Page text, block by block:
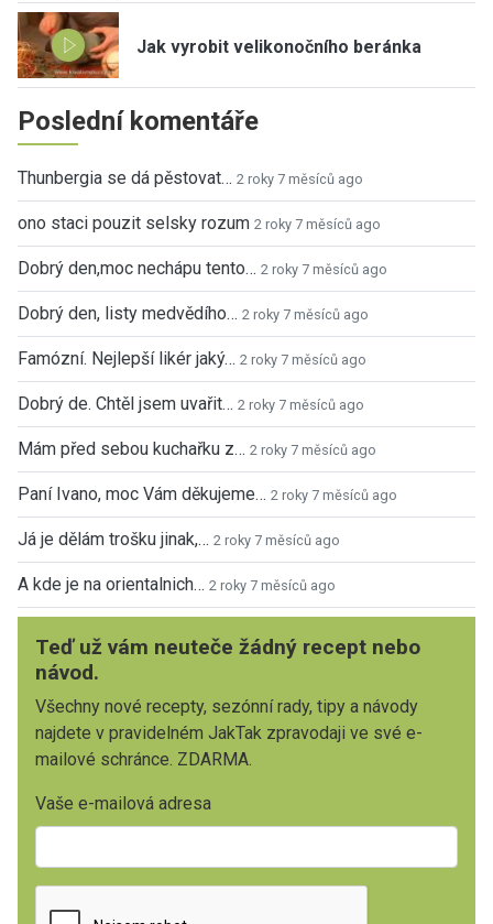
Jak vyrobit velikonočního beránka
Poslední komentáře
Thunbergia se dá pěstovat… 2 roky 7 měsíců ago
ono staci pouzit selsky rozum 2 roky 7 měsíců ago
Dobrý den,moc nechápu tento… 2 roky 7 měsíců ago
Dobrý den, listy medvědího… 2 roky 7 měsíců ago
Famózní. Nejlepší likér jaký… 2 roky 7 měsíců ago
Dobrý de. Chtěl jsem uvařit… 2 roky 7 měsíců ago
Mám před sebou kuchařku z… 2 roky 7 měsíců ago
Paní Ivano, moc Vám děkujeme… 2 roky 7 měsíců ago
Já je dělám trošku jinak,… 2 roky 7 měsíců ago
A kde je na orientalnich… 2 roky 7 měsíců ago
Teď už vám neuteče žádný recept nebo
návod.
Všechny nové recepty, sezónní rady, tipy a návody
najdete v pravidelném JakTak zpravodaji ve své e-
mailové schránce. ZDARMA.
Vaše e-mailová adresa